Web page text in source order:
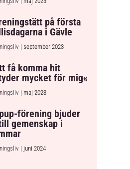
på första
i Gävle
| september 2023
få komma hit
mycket för mig«
| maj 2023
förening bjuder
gemenskap i
| juni 2024